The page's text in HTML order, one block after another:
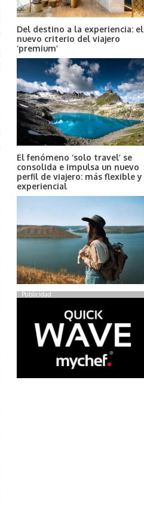
Del destino a la experiencia: el
nuevo criterio del viajero
‘premium’
El fenómeno ‘solo travel’ se
consolida e impulsa un nuevo
perfil de viajero: más flexible y
experiencial
Publicidad